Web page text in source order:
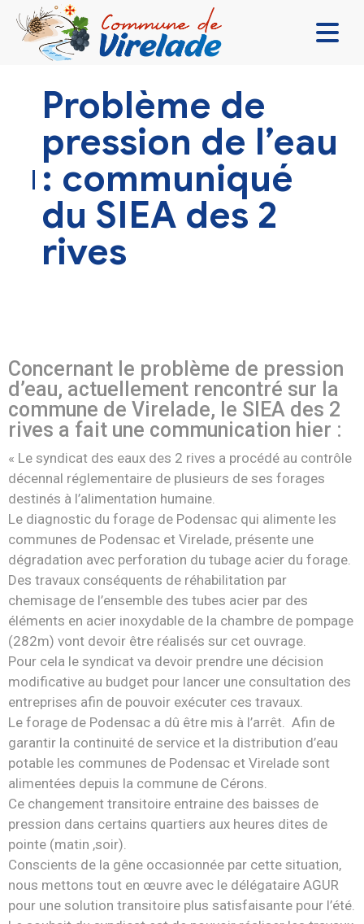
VIVRE ENSEMBLE
SE DIVERTIR
DÉCOUVRIR
CONTACT
Problème de
pression de l’eau
: communiqué
du SIEA des 2
rives
Concernant le problème de pression
d’eau, actuellement rencontré sur la
commune de Virelade, le SIEA des 2
rives a fait une communication hier :
« Le syndicat des eaux des 2 rives a procédé au contrôle
décennal réglementaire de plusieurs de ses forages
destinés à l’alimentation humaine.
Le diagnostic du forage de Podensac qui alimente les
communes de Podensac et Virelade, présente une
dégradation avec perforation du tubage acier du forage.
Des travaux conséquents de réhabilitation par
chemisage de l’ensemble des tubes acier par des
éléments en acier inoxydable de la chambre de pompage
(282m) vont devoir être réalisés sur cet ouvrage.
Pour cela le syndicat va devoir prendre une décision
modificative au budget pour lancer une consultation des
entreprises afin de pouvoir exécuter ces travaux.
Le forage de Podensac a dû être mis à l’arrêt. Afin de
garantir la continuité de service et la distribution d’eau
potable les communes de Podensac et Virelade sont
alimentées depuis la commune de Cérons.
Ce changement transitoire entraine des baisses de
pression dans certains quartiers aux heures dites de
pointe (matin ,soir).
Conscients de la gêne occasionnée par cette situation,
nous mettons tout en œuvre avec le délégataire AGUR
pour une solution transitoire plus satisfaisante pour l’été.